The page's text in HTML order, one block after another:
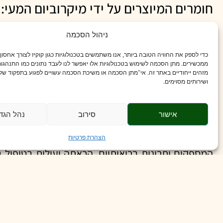
ניהול הסכמה
כדי לספק את החוויה הטובה ביותר, אנו משתמשים בטכנולוגיות כגון קוקיז לצורך
ממכשירים. מתן הסכמה לשימוש בטכנולוגיות אלו יאפשר לנו לעבד נתונים כמו
מזהים ייחודיים באתר זה. אי־מתן הסכמה או משיכת הסכמה עשויים לפגוע בתפקוד
ושירותים מסוימים.
אישור סירוב נהל
הצהרת פרטיות
חומרים המיוצרים על ידי מיקרוביום המעי:
המיקרובים במעי מייצרים מגוון של חומרים
וחומרים אחרים המיוצרים ע״י המיקרובים במעי
במאזן של החומרים המיוצרים על ידי מיקרוביום
יישומים קליניים:
המאמר שפורסם לאחרונה דן ביישומים הקליניים
המספקים יתרונות בריאותיים, הראתה יעילות